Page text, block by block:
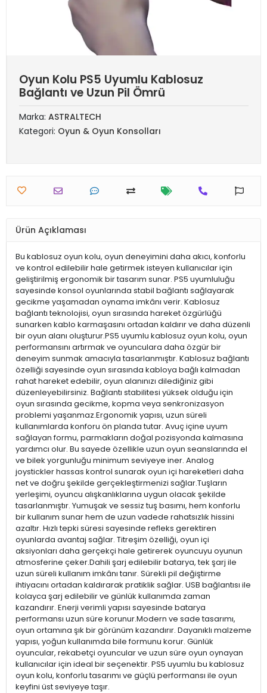
Oyun Kolu PS5 Uyumlu Kablosuz
Bağlantı ve Uzun Pil Ömrü
Marka: ASTRALTECH
Kategori: Oyun & Oyun Konsolları
Ürün Açıklaması
Bu kablosuz oyun kolu, oyun deneyimini daha akıcı, konforlu
ve kontrol edilebilir hale getirmek isteyen kullanıcılar için
geliştirilmiş ergonomik bir tasarım sunar. PS5 uyumluluğu
sayesinde konsol oyunlarında stabil bağlantı sağlayarak
gecikme yaşamadan oynama imkânı verir. Kablosuz
bağlantı teknolojisi, oyun sırasında hareket özgürlüğü
sunarken kablo karmaşasını ortadan kaldırır ve daha düzenli
bir oyun alanı oluşturur.PS5 uyumlu kablosuz oyun kolu, oyun
performansını artırmak ve oyunculara daha özgür bir
deneyim sunmak amacıyla tasarlanmıştır. Kablosuz bağlantı
özelliği sayesinde oyun sırasında kabloya bağlı kalmadan
rahat hareket edebilir, oyun alanınızı dilediğiniz gibi
düzenleyebilirsiniz. Bağlantı stabilitesi yüksek olduğu için
oyun sırasında gecikme, kopma veya senkronizasyon
problemi yaşanmaz.Ergonomik yapısı, uzun süreli
kullanımlarda konforu ön planda tutar. Avuç içine uyum
sağlayan formu, parmakların doğal pozisyonda kalmasına
yardımcı olur. Bu sayede özellikle uzun oyun seanslarında el
ve bilek yorgunluğu minimum seviyeye iner. Analog
joystickler hassas kontrol sunarak oyun içi hareketleri daha
net ve doğru şekilde gerçekleştirmenizi sağlar.Tuşların
yerleşimi, oyuncu alışkanlıklarına uygun olacak şekilde
tasarlanmıştır. Yumuşak ve sessiz tuş basımı, hem konforlu
bir kullanım sunar hem de uzun vadede rahatsızlık hissini
azaltır. Hızlı tepki süresi sayesinde refleks gerektiren
oyunlarda avantaj sağlar. Titreşim özelliği, oyun içi
aksiyonları daha gerçekçi hale getirerek oyuncuyu oyunun
atmosferine çeker.Dahili şarj edilebilir batarya, tek şarj ile
uzun süreli kullanım imkânı tanır. Sürekli pil değiştirme
ihtiyacını ortadan kaldırarak pratiklik sağlar. USB bağlantısı ile
kolayca şarj edilebilir ve günlük kullanımda zaman
kazandırır. Enerji verimli yapısı sayesinde batarya
performansı uzun süre korunur.Modern ve sade tasarımı,
oyun ortamına şık bir görünüm kazandırır. Dayanıklı malzeme
yapısı, yoğun kullanımda bile formunu korur. Günlük
oyuncular, rekabetçi oyuncular ve uzun süre oyun oynayan
kullanıcılar için ideal bir seçenektir. PS5 uyumlu bu kablosuz
oyun kolu, konforlu tasarımı ve güçlü performansı ile oyun
keyfini üst seviyeye taşır.